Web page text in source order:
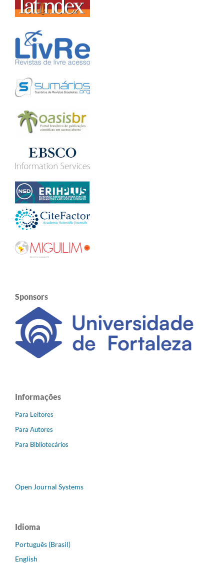
Sponsors
Informações
Para Leitores
Para Autores
Para Bibliotecários
Open Journal Systems
Idioma
Português (Brasil)
English